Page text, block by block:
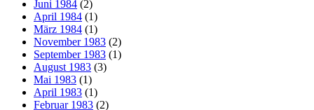
Juni 1984 (2)
April 1984 (1)
März 1984 (1)
November 1983 (2)
September 1983 (1)
August 1983 (3)
Mai 1983 (1)
April 1983 (1)
Februar 1983 (2)